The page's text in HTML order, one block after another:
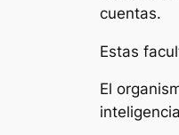
cuentas.
Estas
El